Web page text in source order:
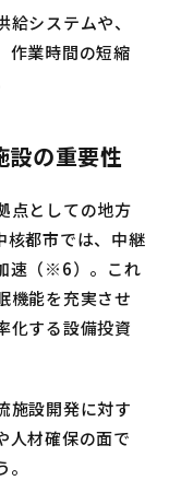
システムや、
作業時間の短縮
設の重要性
点としての地方
核都市では、中継
速（※6）。これ
機能を充実させ
化する設備投資
施設開発に対す
人材確保の面で